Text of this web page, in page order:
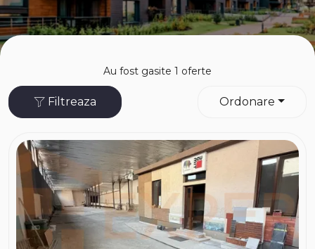
Au fost gasite 1 oferte
Ordonare
Filtreaza